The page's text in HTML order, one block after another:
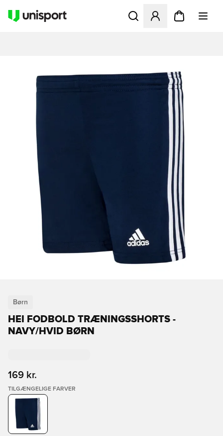
Åbner en Modal til at
Børn
HEI FODBOLD TRÆNINGSSHORTS -
NAVY/HVID BØRN
169 kr.
TILGÆNGELIGE FARVER